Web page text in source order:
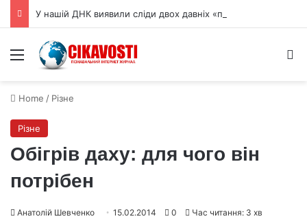
Menu
Home / Різне
Різне
Обігрів даху: для чого він
потрібен
Анатолій Шевченко 15.02.2014 0 Час читання: 3 хв